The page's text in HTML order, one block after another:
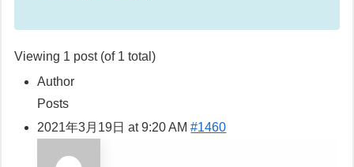
Viewing 1 post (of 1 total)
Author
Posts
2021年3月19日 at 9:20 AM #1460